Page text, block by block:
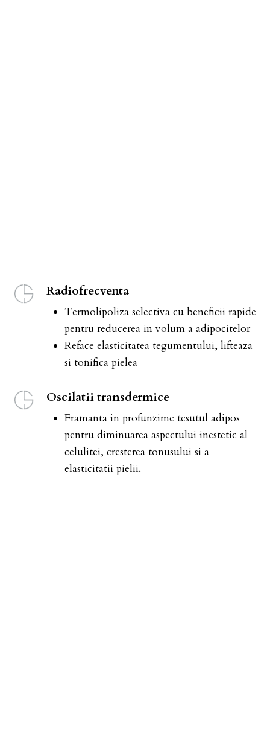
Radiofrecventa
Termolipoliza selectiva cu beneficii rapide
pentru reducerea in volum a adipocitelor
Reface elasticitatea tegumentului, lifteaza
si tonifica pielea
Oscilatii transdermice
Framanta in profunzime tesutul adipos
pentru diminuarea aspectului inestetic al
celulitei, cresterea tonusului si a
elasticitatii pielii.